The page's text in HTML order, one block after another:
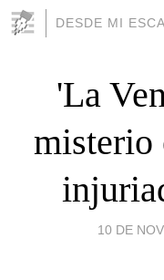
DESDE MI
'La
misterio
10 DE